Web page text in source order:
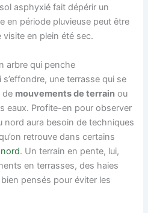
asphyxié fait dépérir un
en période pluvieuse peut être
visite en plein été sec.
arbre qui penche
une terrasse qui se
de mouvements de terrain ou
eaux. Profite-en pour observer
nord aura besoin de techniques
retrouve dans certains
. Un terrain en pente, lui,
en terrasses, des haies
pensés pour éviter les